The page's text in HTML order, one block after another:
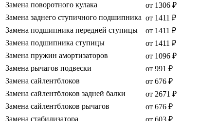
Замена поворотного кулака
от 1306 ₽
Замена заднего ступичного подшипника от 1411 ₽
Замена подшипника передней ступицы
от 1411 ₽
Замена подшипника ступицы
от 1411 ₽
Замена пружин амортизаторов
от 1096 ₽
Замена рычагов подвески
от 991 ₽
Замена сайлентблоков
от 676 ₽
Замена сайлентблоков задней балки
от 2671 ₽
Замена сайлентблоков рычагов
от 676 ₽
Замена стабилизатора